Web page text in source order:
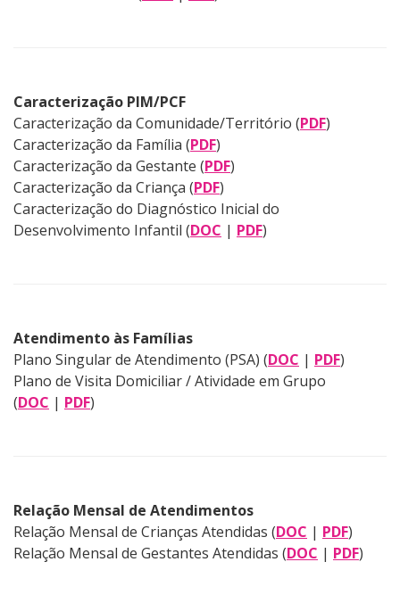
Caracterização PIM/PCF
Caracterização da Comunidade/Território (PDF)
Caracterização da Família (PDF)
Caracterização da Gestante (PDF)
Caracterização da Criança (PDF)
Caracterização do Diagnóstico Inicial do
Desenvolvimento Infantil (DOC | PDF)
Atendimento às Famílias
Plano Singular de Atendimento (PSA) (DOC | PDF)
Plano de Visita Domiciliar / Atividade em Grupo
(DOC | PDF)
Relação Mensal de Atendimentos
Relação Mensal de Crianças Atendidas (DOC | PDF)
Relação Mensal de Gestantes Atendidas (DOC | PDF)